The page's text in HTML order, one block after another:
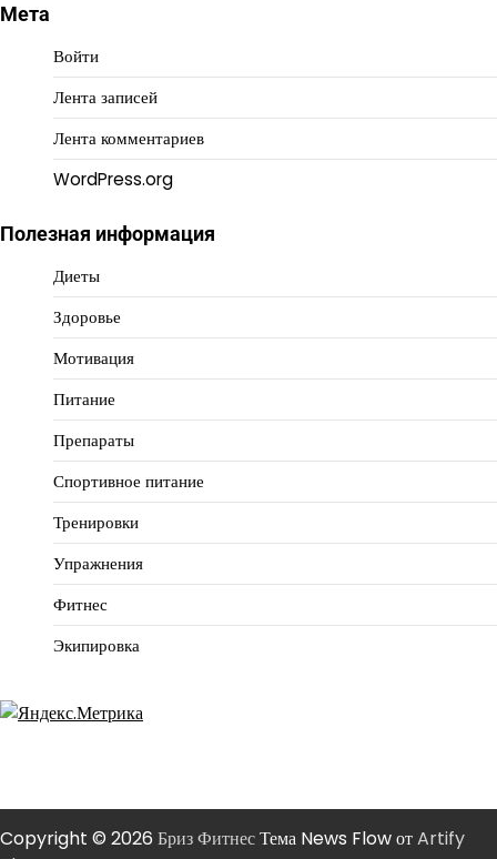
Мета
Войти
Лента записей
Лента комментариев
WordPress.org
Полезная информация
Диеты
Здоровье
Мотивация
Питание
Препараты
Спортивное питание
Тренировки
Упражнения
Фитнес
Экипировка
Copyright © 2026 Бриз ФитнесТема News Flow отArtify